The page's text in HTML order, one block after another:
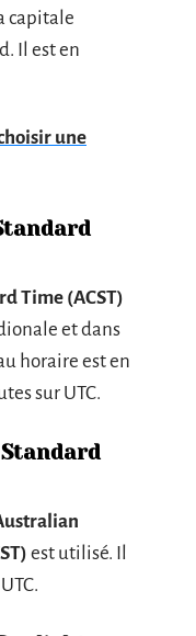
capitale
Il est en
une
Time (ACST)
et dans
horaire est en
sur UTC.
est utilisé. Il